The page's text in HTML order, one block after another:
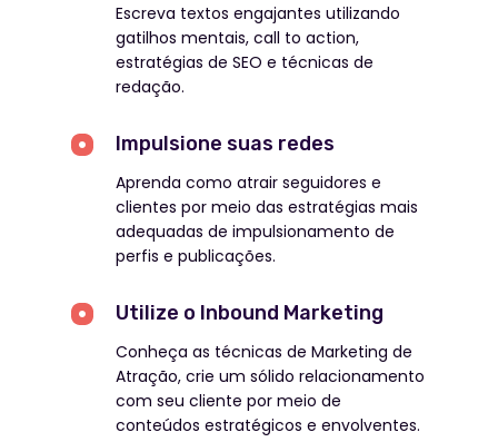
Aprenda como atrair seguidores e
clientes por meio das estratégias mais
adequadas de impulsionamento de
perfis e publicações.
Impulsione suas redes
Conheça as técnicas de Marketing de
Atração, crie um sólido relacionamento
com seu cliente por meio de
conteúdos estratégicos e envolventes.
Utilize o Inbound Marketing
Escreva textos engajantes utilizando
gatilhos mentais, call to action,
estratégias de SEO e técnicas de
redação.
Revisado e atualizado
Nós também aprendemos e
melhoramos com os feedbacks
dos alunos de 2024. Conheça
nossas novidades para o seu